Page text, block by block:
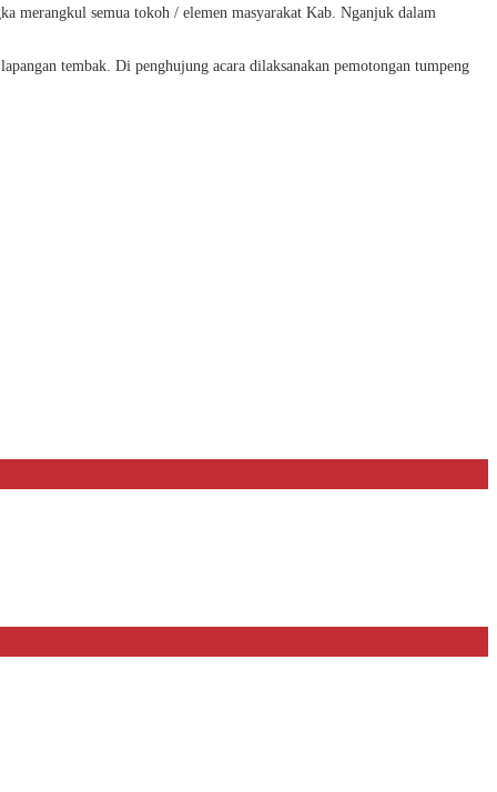
merangkul semua tokoh / elemen masyarakat Kab. Nganjuk dalam
tembak. Di penghujung acara dilaksanakan pemotongan tumpeng